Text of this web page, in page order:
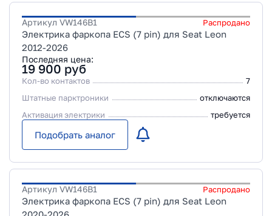
Артикул VW146B1 Распродано
Электрика фаркопа ECS (7 pin) для Seat Leon
2012-2026
Последняя цена:
19 900 руб
Кол-во контактов
7
Штатные парктроники
отключаются
Активация электрики
требуется
Подобрать аналог
Артикул VW146B1 Распродано
Электрика фаркопа ECS (7 pin) для Seat Leon